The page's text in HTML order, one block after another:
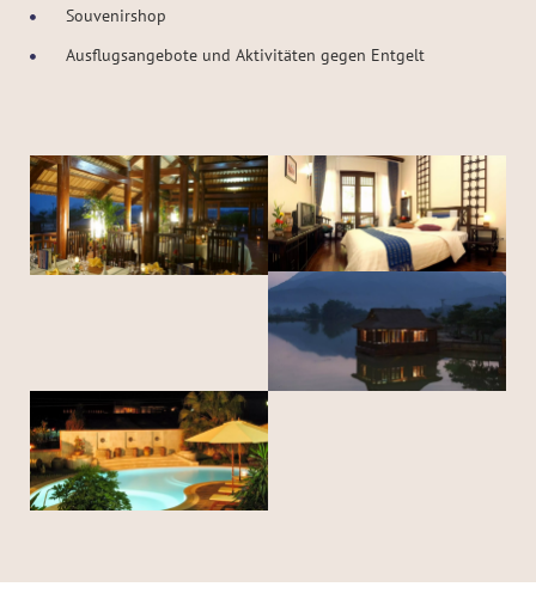
Souvenirshop
Ausflugsangebote und Aktivitäten gegen Entgelt